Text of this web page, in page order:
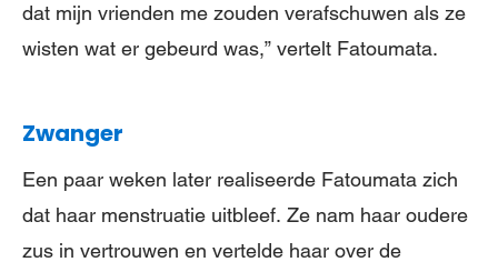
dat mijn vrienden me zouden verafschuwen als ze
wisten wat er gebeurd was,” vertelt Fatoumata.
Zwanger
Een paar weken later realiseerde Fatoumata zich
dat haar menstruatie uitbleef. Ze nam haar oudere
zus in vertrouwen en vertelde haar over de